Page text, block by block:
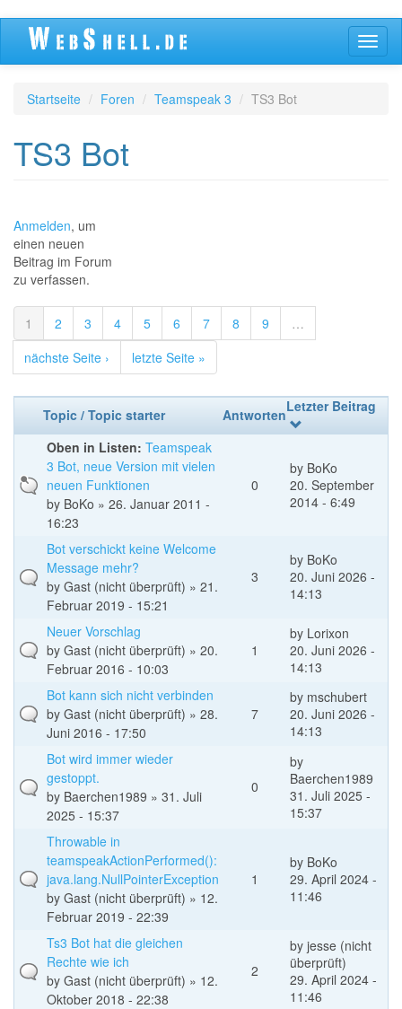
Direkt
Inhalt
Startseite Foren Teamspeak 3 TS3 Bot
TS3 Bot
Anmelden, um
einen neuen
Beitrag im Forum
zu verfassen.
1 2 3 4 5 6 7 8 9
…
nächste Seite ›
letzte Seite »
Topic / Topic starter AntwortenLetzter Beitrag
Oben in Listen: Teamspeak
3 Bot, neue Version mit vielen
neuen Funktionen
by BoKo » 26. Januar 2011 -
16:23
0
by BoKo
20. September
2014 - 6:49
Bot verschickt keine Welcome
Message mehr?
by Gast (nicht überprüft) » 21.
Februar 2019 - 15:21
3
by BoKo
20. Juni 2026 -
14:13
Neuer Vorschlag
by Gast (nicht überprüft) » 20.
Februar 2016 - 10:03
1
by Lorixon
20. Juni 2026 -
14:13
Bot kann sich nicht verbinden
by Gast (nicht überprüft) » 28.
Juni 2016 - 17:50
7
by mschubert
20. Juni 2026 -
14:13
Bot wird immer wieder
gestoppt.
by Baerchen1989 » 31. Juli
2025 - 15:37
0
by
Baerchen1989
31. Juli 2025 -
15:37
Throwable in
teamspeakActionPerformed():
java.lang.NullPointerException
by Gast (nicht überprüft) » 12.
Februar 2019 - 22:39
1
by BoKo
29. April 2024 -
11:46
Ts3 Bot hat die gleichen
Rechte wie ich
by Gast (nicht überprüft) » 12.
Oktober 2018 - 22:38
2
by jesse (nicht
überprüft)
29. April 2024 -
11:46